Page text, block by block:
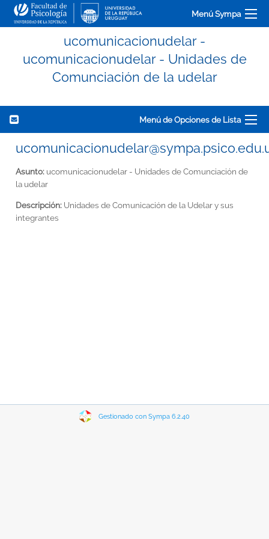
Menú Sympa
ucomunicacionudelar -
ucomunicacionudelar - Unidades de
Comunciación de la udelar
Menú de Opciones de Lista
Asunto: ucomunicacionudelar - Unidades de Comunciación de
la udelar
Descripción: Unidades de Comunicación de la Udelar y sus
integrantes
Gestionado con Sympa 6.2.40